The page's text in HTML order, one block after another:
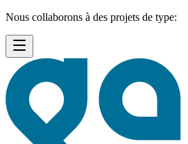
Nous collaborons à des projets de type: